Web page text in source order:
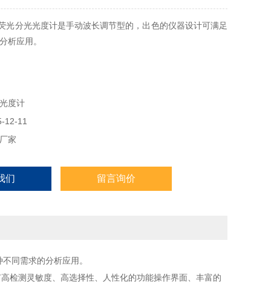
光分光光度计是手动波长调节型的，出色的仪器设计可满足
析应用。
度计
12-11
家
们 留言询价
同需求的分析应用。
测灵敏度、高选择性、人性化的功能操作界面、丰富的